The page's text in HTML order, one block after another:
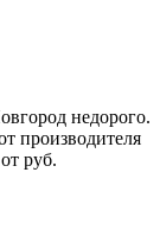
недорого.
производителя
руб.